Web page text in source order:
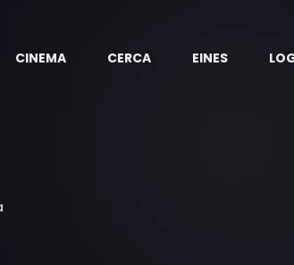
CINEMA CERCA EINES